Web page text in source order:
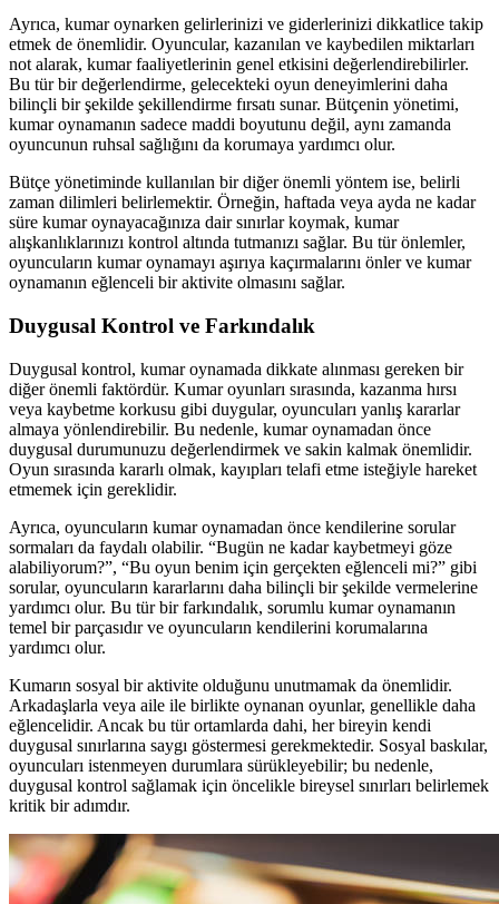
Ayrıca, kumar oynarken gelirlerinizi ve giderlerinizi dikkatlice takip
etmek de önemlidir. Oyuncular, kazanılan ve kaybedilen miktarları
not alarak, kumar faaliyetlerinin genel etkisini değerlendirebilirler.
Bu tür bir değerlendirme, gelecekteki oyun deneyimlerini daha
bilinçli bir şekilde şekillendirme fırsatı sunar. Bütçenin yönetimi,
kumar oynamanın sadece maddi boyutunu değil, aynı zamanda
oyuncunun ruhsal sağlığını da korumaya yardımcı olur.
Bütçe yönetiminde kullanılan bir diğer önemli yöntem ise, belirli
zaman dilimleri belirlemektir. Örneğin, haftada veya ayda ne kadar
süre kumar oynayacağınıza dair sınırlar koymak, kumar
alışkanlıklarınızı kontrol altında tutmanızı sağlar. Bu tür önlemler,
oyuncuların kumar oynamayı aşırıya kaçırmalarını önler ve kumar
oynamanın eğlenceli bir aktivite olmasını sağlar.
Duygusal Kontrol ve Farkındalık
Duygusal kontrol, kumar oynamada dikkate alınması gereken bir
diğer önemli faktördür. Kumar oyunları sırasında, kazanma hırsı
veya kaybetme korkusu gibi duygular, oyuncuları yanlış kararlar
almaya yönlendirebilir. Bu nedenle, kumar oynamadan önce
duygusal durumunuzu değerlendirmek ve sakin kalmak önemlidir.
Oyun sırasında kararlı olmak, kayıpları telafi etme isteğiyle hareket
etmemek için gereklidir.
Ayrıca, oyuncuların kumar oynamadan önce kendilerine sorular
sormaları da faydalı olabilir. “Bugün ne kadar kaybetmeyi göze
alabiliyorum?”, “Bu oyun benim için gerçekten eğlenceli mi?” gibi
sorular, oyuncuların kararlarını daha bilinçli bir şekilde vermelerine
yardımcı olur. Bu tür bir farkındalık, sorumlu kumar oynamanın
temel bir parçasıdır ve oyuncuların kendilerini korumalarına
yardımcı olur.
Kumarın sosyal bir aktivite olduğunu unutmamak da önemlidir.
Arkadaşlarla veya aile ile birlikte oynanan oyunlar, genellikle daha
eğlencelidir. Ancak bu tür ortamlarda dahi, her bireyin kendi
duygusal sınırlarına saygı göstermesi gerekmektedir. Sosyal baskılar,
oyuncuları istenmeyen durumlara sürükleyebilir; bu nedenle,
duygusal kontrol sağlamak için öncelikle bireysel sınırları belirlemek
kritik bir adımdır.